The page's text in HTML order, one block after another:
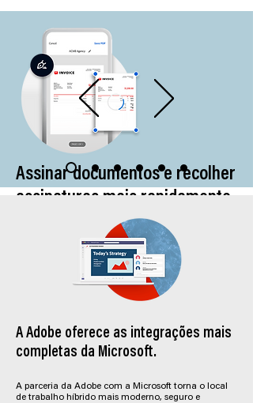
Assinar documentos e recolher
assinaturas mais rapidamente.
Aceder a documentos Acrobat PDF e
assinar documentos a partir de qualquer
lugar, em telemóvel ou em ambiente de
Os seus destinatários podem assinar num
downloads ou assinaturas.
Digitalize e carregue facilmente PDFs
utilizando a aplicação móvel gratuita
A Adobe oferece as integrações mais
completas da Microsoft.
A parceria da Adobe com a Microsoft torna o local
de trabalho híbrido mais moderno, seguro e